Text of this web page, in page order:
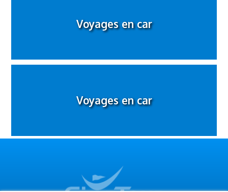
Voyages en car
Voyages en car